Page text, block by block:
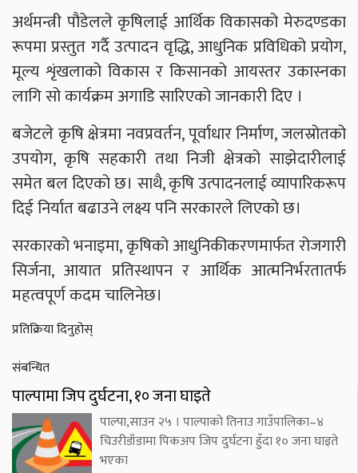
अर्थमन्त्री पौडेलले कृषिलाई आर्थिक विकासको मेरुदण्डका
रूपमा प्रस्तुत गर्दै उत्पादन वृद्धि, आधुनिक प्रविधिको प्रयोग,
मूल्य शृंखलाको विकास र किसानको आयस्तर उकास्नका
लागि सो कार्यक्रम अगाडि सारिएको जानकारी दिए ।
बजेटले कृषि क्षेत्रमा नवप्रवर्तन, पूर्वाधार निर्माण, जलस्रोतको
उपयोग, कृषि सहकारी तथा निजी क्षेत्रको साझेदारीलाई
समेत बल दिएको छ। साथै, कृषि उत्पादनलाई व्यापारिकरूप
दिई निर्यात बढाउने लक्ष्य पनि सरकारले लिएको छ।
सरकारको भनाइमा, कृषिको आधुनिकीकरणमार्फत रोजगारी
सिर्जना, आयात प्रतिस्थापन र आर्थिक आत्मनिर्भरतातर्फ
महत्वपूर्ण कदम चालिनेछ।
प्रतिक्रिया दिनुहोस्
संबन्धित
पाल्पामा जिप दुर्घटना, १० जना घाइते
पाल्पा,साउन २५ । पाल्पाको तिनाउ गाउँपालिका–४
चिउरीडाँडामा पिकअप जिप दुर्घटना हुँदा १० जना घाइते
भएका